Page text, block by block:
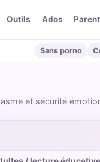
Outils Ados
Sans porno
et sécurité